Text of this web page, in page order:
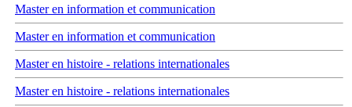
Master en information et communication
Master en information et communication
Master en histoire - relations internationales
Master en histoire - relations internationales